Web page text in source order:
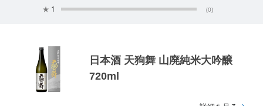
★ 1 (0)
日本酒 天狗舞 山廃純米大吟醸
720ml